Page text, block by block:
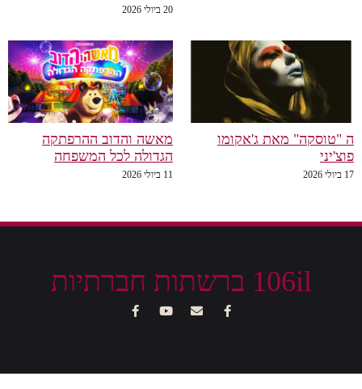
20 ביולי 2026
ה "טוסקה" מאת ג'אקומו
פוצ'יני
17 ביולי 2026
מאשה והדוב ההרפתקה
הגדולה לכל המשפחה
11 ביולי 2026
106il ברשתות חברתיות